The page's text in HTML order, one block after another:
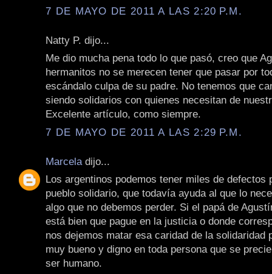
7 DE MAYO DE 2011 A LAS 2:20 P.M.
Natty P. dijo...
Me dio mucha pena todo lo que pasó, creo que
hermanitos no se merecen tener que pasar por
escándalo culpa de su padre. No tenemos que
siendo solidarios con quienes necesitan de
Excelente artículo, como siempre.
7 DE MAYO DE 2011 A LAS 2:29 P.M.
Marcela dijo...
Los argentinos podemos tener miles de defectos
pueblo solidario, que todavía ayuda al que lo
algo que no debemos perder. Si el papá de
está bien que pague en la justicia o donde
nos dejemos matar esa caridad de la solidaridad
muy bueno y digno en toda persona que se
ser humano.